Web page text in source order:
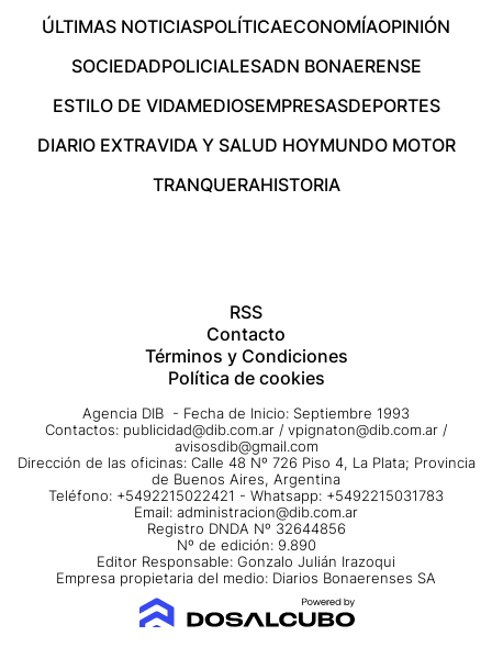
ÚLTIMAS NOTICIASPOLÍTICAECONOMÍAOPINIÓN
SOCIEDADPOLICIALESADN BONAERENSE
ESTILO DE VIDAMEDIOSEMPRESASDEPORTES
DIARIO EXTRAVIDA Y SALUD HOYMUNDO MOTOR
TRANQUERAHISTORIA
RSS
Contacto
Términos y Condiciones
Política de cookies
Agencia DIB - Fecha de Inicio: Septiembre 1993
Contactos: publicidad@dib.com.ar / vpignaton@dib.com.ar /
avisosdib@gmail.com
Dirección de las oficinas: Calle 48 Nº 726 Piso 4, La Plata; Provincia
de Buenos Aires, Argentina
Teléfono: +5492215022421 - Whatsapp: +5492215031783
Email: administracion@dib.com.ar
Registro DNDA Nº 32644856
Nº de edición: 9.890
Editor Responsable: Gonzalo Julián Irazoqui
Empresa propietaria del medio: Diarios Bonaerenses SA